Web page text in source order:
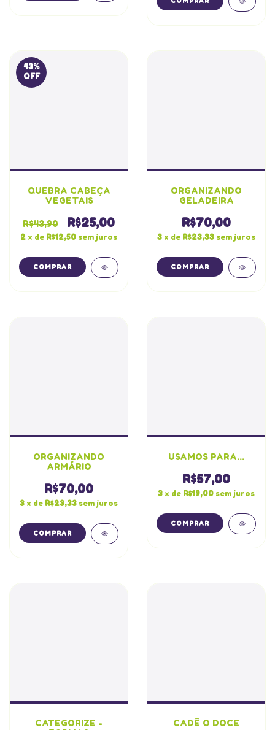
43%
OFF
QUEBRA CABEÇA
VEGETAIS
R$43,90 R$25,00
2 x de R$12,50 sem juros
ORGANIZANDO
GELADEIRA
R$70,00
3 x de R$23,33 sem juros
ORGANIZANDO
ARMÁRIO
R$70,00
3 x de R$23,33 sem juros
USAMOS PARA...
R$57,00
3 x de R$19,00 sem juros
CATEGORIZE -
CADÊ O DOCE